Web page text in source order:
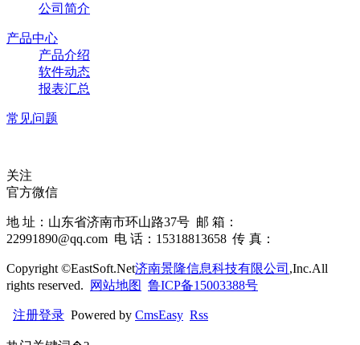
公司简介
产品中心
产品介绍
软件动态
报表汇总
常见问题
关注
官方微信
地 址：山东省济南市环山路37号 邮 箱：
22991890@qq.com 电 话：15318813658 传 真：
Copyright ©EastSoft.Net济南景隆信息科技有限公司 ,Inc.All
rights reserved.
网站地图 鲁ICP备15003388号
注册登录 Powered by CmsEasy Rss